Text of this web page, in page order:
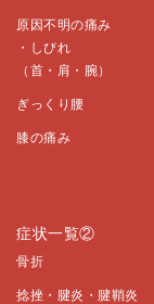
原因不明の痛み
・しびれ
（首・肩・腕）
ぎっくり腰
膝の痛み
症状一覧②
骨折
捻挫・腱炎・腱鞘炎